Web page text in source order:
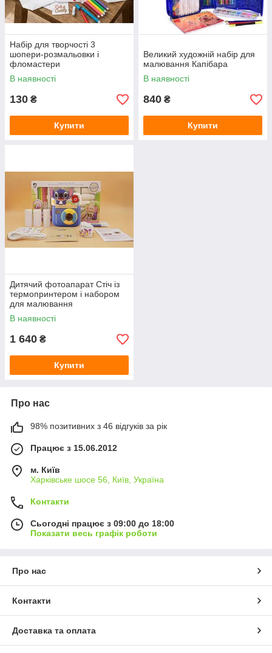
Набір для творчості 3
шопери-розмальовки і
фломастери
В наявності
130 ₴
Купити
Великий художній набір для
малювання Капібара
В наявності
840 ₴
Купити
Дитячий фотоапарат Стіч із
термопринтером і набором
для малювання
В наявності
1 640 ₴
Купити
Про нас
98% позитивних з 46 відгуків за рік
Працює з 15.06.2012
м. Київ
Харківське шосе 56, Київ, Україна
Контакти
Сьогодні працює з 09:00 до 18:00
Показати весь графік роботи
Про нас
Контакти
Доставка та оплата